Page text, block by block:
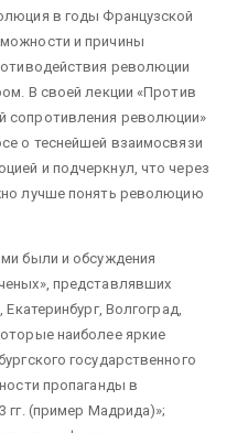
в годы Французской
и причины
революции
В своей лекции «Против
сопротивления революции»
о теснейшей взаимосвязи
и подчеркнул, что через
лучше понять революцию
были и обсуждения
представлявших
Волгоград,
наиболее яркие
государственного
пропаганды в
гг. (пример Мадрида)»;